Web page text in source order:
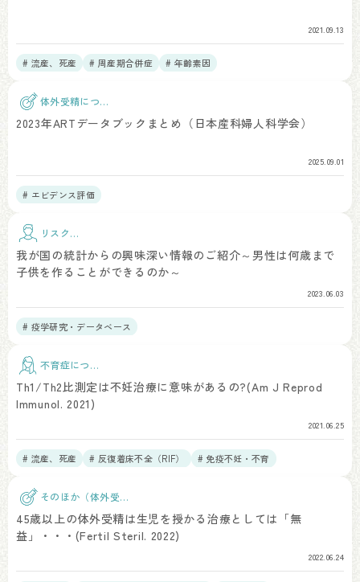
2021.09.13
# 流産、死産 # 周産期合併症 # 年齢素因
体外受精につい
2023年ARTデータブックまとめ（日本産科婦人科学会）
2025.09.01
# エビデンス評価
リスク因
我が国の統計からの興味深い情報のご紹介～男性は何歳まで
子供を作ることができるのか～
2023.06.03
# 疫学研究・データベース
不育症につい
Th1/Th2比測定は不妊治療に意味があるの?(Am J Reprod
Immunol. 2021)
2021.06.25
# 流産、死産 # 反復着床不全（RIF） # 免疫不妊・不育
そのほか（体外受
45歳以上の体外受精は生児を授かる治療としては「無
益」・・・(Fertil Steril. 2022)
2022.06.24